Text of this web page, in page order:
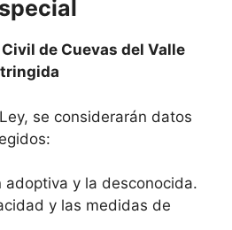
de Cuevas del Valle
se considerarán datos
adoptiva y la desconocida.
y las medidas de